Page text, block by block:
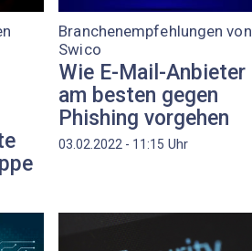
Branchenempfehlungen von
Swico
Wie E-Mail-Anbieter
am besten gegen
Phishing vorgehen
03.02.2022 - 11:15 Uhr